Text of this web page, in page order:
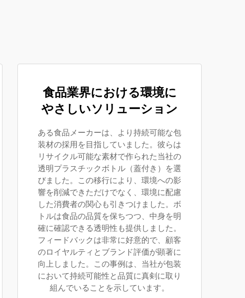
食品業界における環境に
やさしいソリューション
ある食品メーカーは、より持続可能な包
装材の採用を目指していました。彼らは
リサイクル可能な素材で作られた当社の
透明プラスチックボトル（蓋付き）を選
びました。この移行により、環境への影
響を削減できただけでなく、環境に配慮
した消費者の関心も引きつけました。ボ
トルは食品の品質を保ちつつ、中身を明
確に確認できる透明性も提供しました。
フィードバックは非常に好意的で、顧客
のロイヤルティとブランド評価が顕著に
向上しました。この事例は、当社が包装
において持続可能性と品質に真剣に取り
組んでいることを示しています。